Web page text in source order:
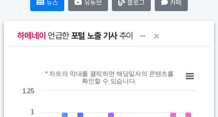
뉴스 유튜브 블로그 카페
하메네이 언급한포털 노출 기사추이
Chart
Bar chart with 10 bars.
* 차트의 막대를 클릭하면 해당일자의 콘텐츠를
확인할 수 있습니다.
1
1.25